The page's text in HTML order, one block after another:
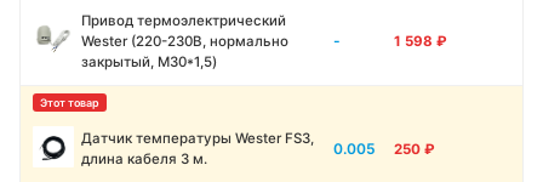
Привод термоэлектрический
Wester (220-230В, нормально
закрытый, М30*1,5)
- 1 598 ₽
Датчик температуры Wester FS3,
длина кабеля 3 м.
0.005 250 ₽